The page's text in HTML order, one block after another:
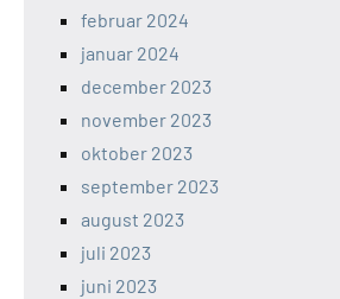
februar 2024
januar 2024
december 2023
november 2023
oktober 2023
september 2023
august 2023
juli 2023
juni 2023